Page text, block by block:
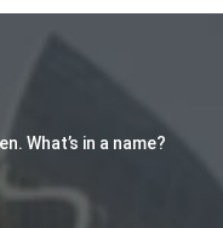
What’s in a name?